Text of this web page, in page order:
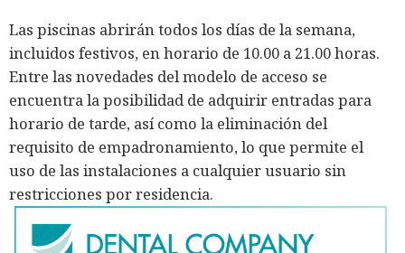
Las piscinas abrirán todos los días de la semana,
incluidos festivos, en horario de 10.00 a 21.00 horas.
Entre las novedades del modelo de acceso se
encuentra la posibilidad de adquirir entradas para
horario de tarde, así como la eliminación del
requisito de empadronamiento, lo que permite el
uso de las instalaciones a cualquier usuario sin
restricciones por residencia.